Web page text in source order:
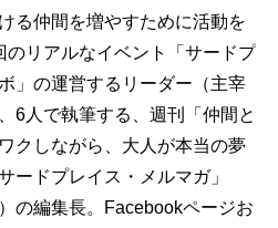
る仲間を増やすために活動を
のリアルなイベント「サードプ
」の運営するリーダー（主宰
6人で執筆する、週刊「仲間と
クしながら、大人が本当の夢
ードプレイス・メルマガ」
の編集長。Facebookページお